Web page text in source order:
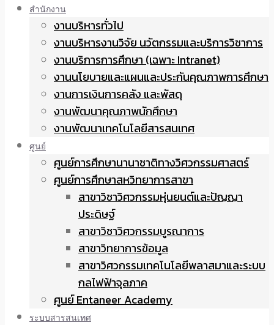
สำนักงาน
งานบริหารทั่วไป
งานบริหารงานวิจัย นวัตกรรมและบริการวิชาการ
งานบริการการศึกษา (เฉพาะ Intranet)
งานนโยบายและแผนและประกันคุณภาพการศึกษา
งานการเงินการคลัง และพัสดุ
งานพัฒนาคุณภาพนักศึกษา
งานพัฒนาเทคโนโลยีสารสนเทศ
ศูนย์
ศูนย์การศึกษานานาชาติทางวิศวกรรมศาสตร์
ศูนย์การศึกษาสหวิทยาการสาขา
สาขาวิชาวิศวกรรมหุ่นยนต์และปัญญา
ประดิษฐ์
สาขาวิชาวิศวกรรมบูรณาการ
สาขาวิทยาการข้อมูล
สาขาวิศวกรรมเทคโนโลยีพลาสมาและระบบ
กลไฟฟ้าจุลภาค
ศูนย์ Entaneer Academy
ระบบสารสนเทศ